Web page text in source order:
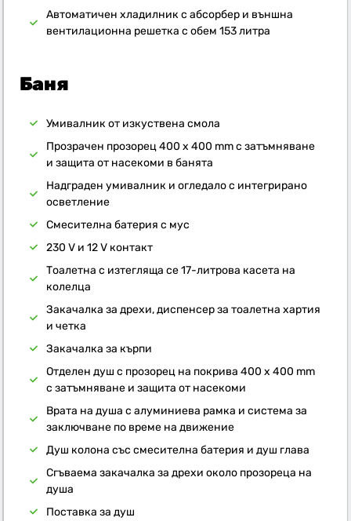
Автоматичен хладилник с абсорбер и външна
вентилационна решетка с обем 153 литра
Баня
Умивалник от изкуствена смола
Прозрачен прозорец 400 x 400 mm с затъмняване
и защита от насекоми в банята
Надграден умивалник и огледало с интегрирано
осветление
Смесителна батерия с мус
230 V и 12 V контакт
Тоалетна с изтегляща се 17-литрова касета на
колелца
Закачалка за дрехи, диспенсер за тоалетна хартия
и четка
Закачалка за кърпи
Отделен душ с прозорец на покрива 400 x 400 mm
с затъмняване и защита от насекоми
Врата на душа с алуминиева рамка и система за
заключване по време на движение
Душ колона със смесителна батерия и душ глава
Сгъваема закачалка за дрехи около прозореца на
душа
Поставка за душ